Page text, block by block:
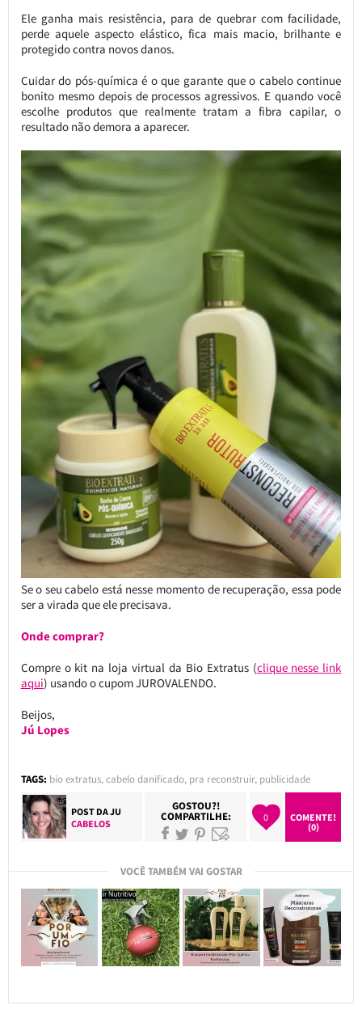
Ele ganha mais resistência, para de quebrar com facilidade,
perde aquele aspecto elástico, fica mais macio, brilhante e
protegido contra novos danos.
Cuidar do pós-química é o que garante que o cabelo continue
bonito mesmo depois de processos agressivos. E quando você
escolhe produtos que realmente tratam a fibra capilar, o
resultado não demora a aparecer.
Se o seu cabelo está nesse momento de recuperação, essa pode
ser a virada que ele precisava.
Onde comprar?
Compre o kit na loja virtual da Bio Extratus (clique nesse link
aqui) usando o cupom JUROVALENDO.
Beijos,
Jú Lopes
TAGS: bio extratus,cabelo danificado, pra reconstruir, publicidade
POST DAJU
CABELOS
GOSTOU?!
COMPARTILHE: 0
COMENTE!
(0)
VOCÊ TAMBÉM VAI GOSTAR